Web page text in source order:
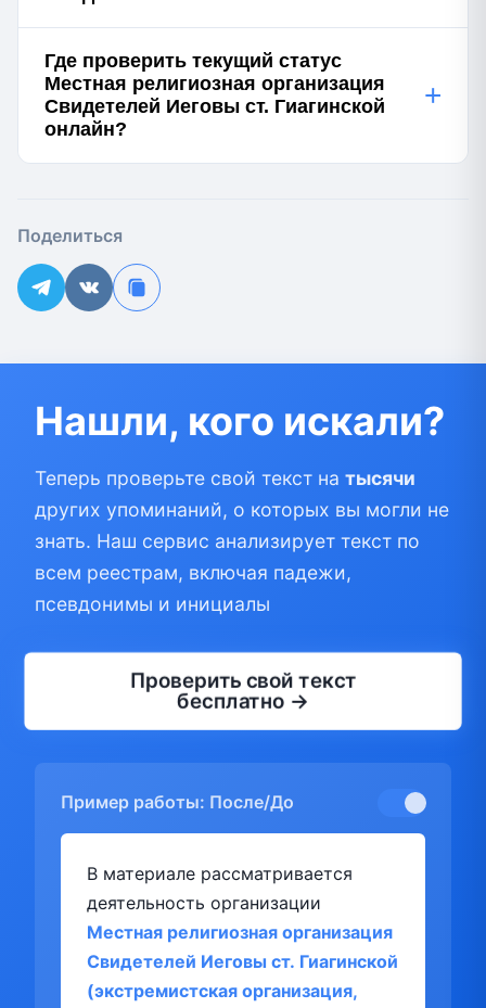
Где проверить текущий статус
Местная религиозная организация
Свидетелей Иеговы ст. Гиагинской
онлайн?
+
Поделиться
Нашли, кого искали?
Теперь проверьте свой текст на тысячи
других упоминаний, о которых вы могли не
знать. Наш сервис анализирует текст по
всем реестрам, включая падежи,
псевдонимы и инициалы
Проверить свой текст
бесплатно →
Пример работы: После/До
В материале рассматривается
деятельность организации
Местная религиозная организация
Свидетелей Иеговы ст. Гиагинской
(экстремистская организация,